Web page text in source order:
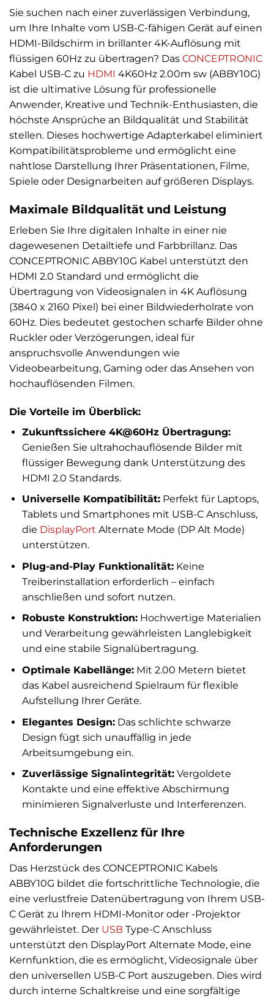
Sie suchen nach einer zuverlässigen Verbindung,
um Ihre Inhalte vom USB-C-fähigen Gerät auf einen
HDMI-Bildschirm in brillanter 4K-Auflösung mit
flüssigen 60Hz zu übertragen? Das CONCEPTRONIC
Kabel USB-C zu HDMI 4K60Hz 2.00m sw (ABBY10G)
ist die ultimative Lösung für professionelle
Anwender, Kreative und Technik-Enthusiasten, die
höchste Ansprüche an Bildqualität und Stabilität
stellen. Dieses hochwertige Adapterkabel eliminiert
Kompatibilitätsprobleme und ermöglicht eine
nahtlose Darstellung Ihrer Präsentationen, Filme,
Spiele oder Designarbeiten auf größeren Displays.
Maximale Bildqualität und Leistung
Erleben Sie Ihre digitalen Inhalte in einer nie
dagewesenen Detailtiefe und Farbbrillanz. Das
CONCEPTRONIC ABBY10G Kabel unterstützt den
HDMI 2.0 Standard und ermöglicht die
Übertragung von Videosignalen in 4K Auflösung
(3840 x 2160 Pixel) bei einer Bildwiederholrate von
60Hz. Dies bedeutet gestochen scharfe Bilder ohne
Ruckler oder Verzögerungen, ideal für
anspruchsvolle Anwendungen wie
Videobearbeitung, Gaming oder das Ansehen von
hochauflösenden Filmen.
Die Vorteile im Überblick:
Zukunftssichere 4K@60Hz Übertragung:
Genießen Sie ultrahochauflösende Bilder mit
flüssiger Bewegung dank Unterstützung des
HDMI 2.0 Standards.
Universelle Kompatibilität:Perfekt für Laptops,
Tablets und Smartphones mit USB-C Anschluss,
die DisplayPort Alternate Mode (DP Alt Mode)
unterstützen.
Plug-and-Play Funktionalität:Keine
Treiberinstallation erforderlich – einfach
anschließen und sofort nutzen.
Robuste Konstruktion:Hochwertige Materialien
und Verarbeitung gewährleisten Langlebigkeit
und eine stabile Signalübertragung.
Optimale Kabellänge:Mit 2.00 Metern bietet
das Kabel ausreichend Spielraum für flexible
Aufstellung Ihrer Geräte.
Elegantes Design:Das schlichte schwarze
Design fügt sich unauffällig in jede
Arbeitsumgebung ein.
Zuverlässige Signalintegrität:Vergoldete
Kontakte und eine effektive Abschirmung
minimieren Signalverluste und Interferenzen.
Technische Exzellenz für Ihre
Anforderungen
Das Herzstück des CONCEPTRONIC Kabels
ABBY10G bildet die fortschrittliche Technologie, die
eine verlustfreie Datenübertragung von Ihrem USB-
C Gerät zu Ihrem HDMI-Monitor oder -Projektor
gewährleistet. Der USB Type-C Anschluss
unterstützt den DisplayPort Alternate Mode, eine
Kernfunktion, die es ermöglicht, Videosignale über
den universellen USB-C Port auszugeben. Dies wird
durch interne Schaltkreise und eine sorgfältige